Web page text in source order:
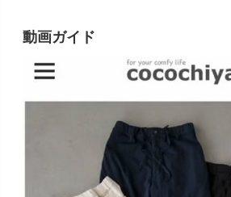
動画ガイド